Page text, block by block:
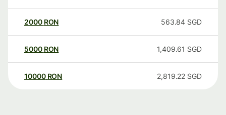
2000 RON 563.84 SGD
5000 RON 1,409.61 SGD
10000 RON 2,819.22 SGD